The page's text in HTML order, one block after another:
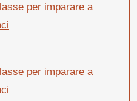
per imparare a
per imparare a